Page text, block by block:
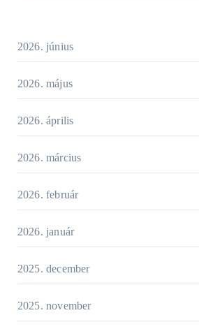
2026. június
2026. május
2026. április
2026. március
2026. február
2026. január
2025. december
2025. november